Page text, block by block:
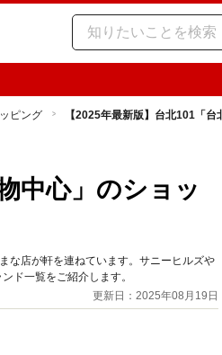
ピング 【2025年最新版】台北101「
中心」のショッ
な店が軒を連ねています。サニーヒルズや
ド一覧をご紹介します。
更新日：2025年08月19日